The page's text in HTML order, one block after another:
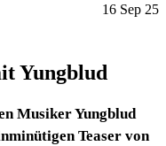
16 Sep 25
Yungblud
Musiker Yungblud
Teaser von